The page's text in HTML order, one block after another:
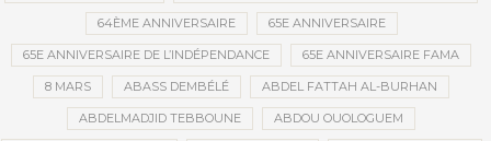
64ÈME ANNIVERSAIRE 65E ANNIVERSAIRE
65E ANNIVERSAIRE DE L’INDÉPENDANCE 65E ANNIVERSAIRE FAMA
8 MARS ABASS DEMBÉLÉ ABDEL FATTAH AL-BURHAN
ABDELMADJID TEBBOUNE ABDOU OUOLOGUEM